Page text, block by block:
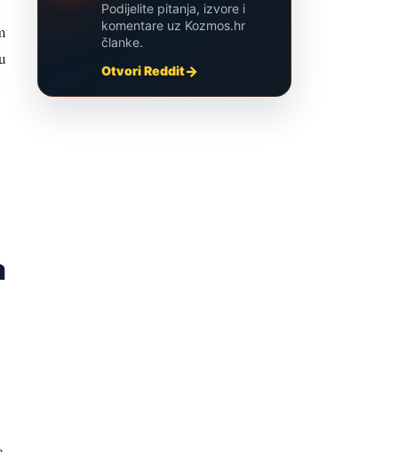
Podijelite pitanja, izvore i
komentare uz Kozmos.hr
članke.
Otvori Reddit